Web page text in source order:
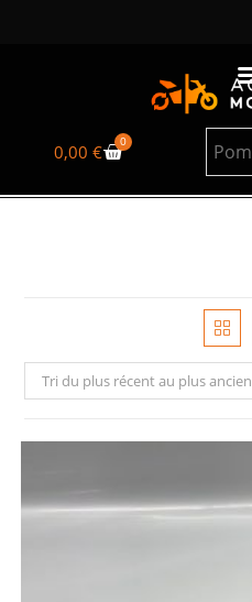
0,00€ 0
Tri du plus récent au plus ancien